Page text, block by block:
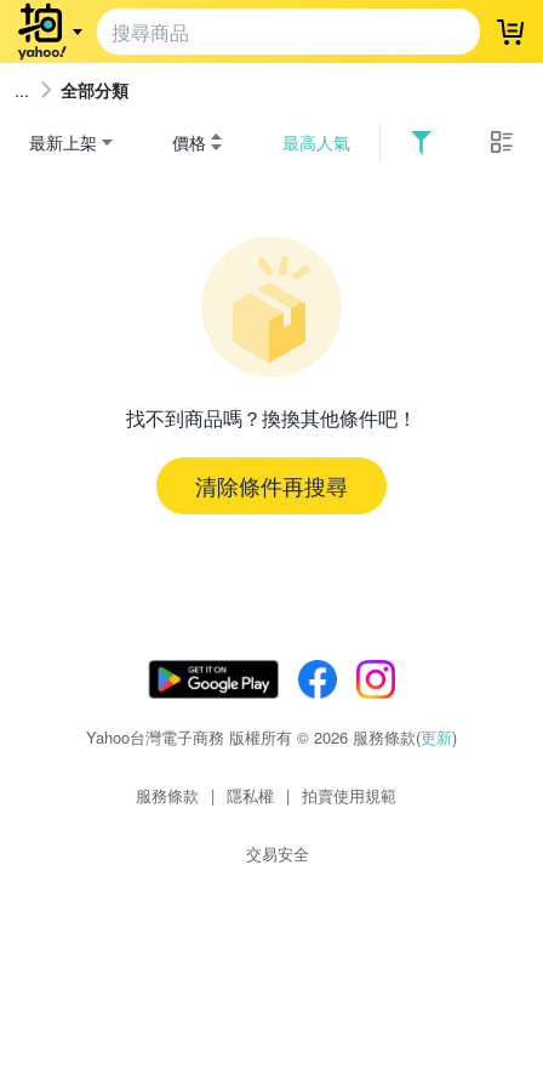
登
全部分類
最新上架 價格 最高人氣
找不到商品嗎？換換其他條件吧！
清除條件再搜尋
Yahoo台灣電子商務 版權所有 © 2026 服務條款(更新)
服務條款 | 隱私權 | 拍賣使用規範
交易安全